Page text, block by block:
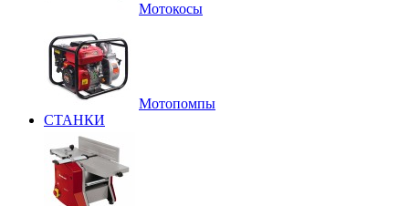
Мотокосы
Мотопомпы
СТАНКИ